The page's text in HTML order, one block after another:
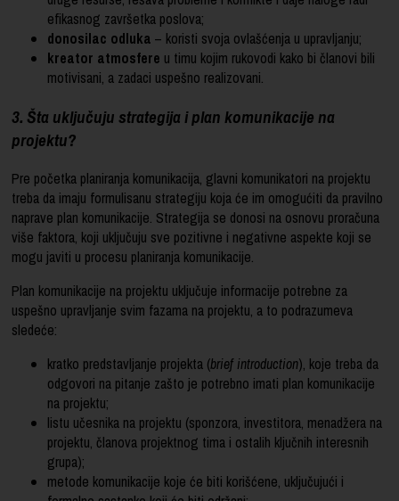
efikasnog završetka poslova;
donosilac odluka – koristi svoja ovlašćenja u upravljanju;
kreator atmosfere u timu kojim rukovodi kako bi članovi bili
motivisani, a zadaci uspešno realizovani.
3. Šta uključuju strategija i plan komunikacije na
projektu?
Pre početka planiranja komunikacija, glavni komunikatori na projektu
treba da imaju formulisanu strategiju koja će im omogućiti da pravilno
naprave plan komunikacije. Strategija se donosi na osnovu proračuna
više faktora, koji uključuju sve pozitivne i negativne aspekte koji se
mogu javiti u procesu planiranja komunikacije.
Plan komunikacije na projektu uključuje informacije potrebne za
uspešno upravljanje svim fazama na projektu, a to podrazumeva
sledeće:
kratko predstavljanje projekta (brief introduction), koje treba da
odgovori na pitanje zašto je potrebno imati plan komunikacije
na projektu;
listu učesnika na projektu (sponzora, investitora, menadžera na
projektu, članova projektnog tima i ostalih ključnih interesnih
grupa);
metode komunikacije koje će biti korišćene, uključujući i